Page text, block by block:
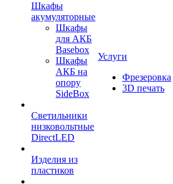
Шкафы
акумуляторные
Шкафы
для АКБ
Basebox
Шкафы
АКБ на
опору
SideBox
Светильники
низковольтные
DirectLED
Изделия из
пластиков
Услуги
Фрезеровка
3D печать